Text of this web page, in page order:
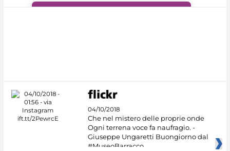
04/10/2018
Che nel mistero delle proprie onde
Ogni terrena voce fa naufragio. -
Giuseppe Ungaretti Buongiorno dal
#MuseoBarracco